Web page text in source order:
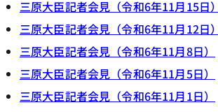
三原大臣記者会見（令和6年11月15日）
三原大臣記者会見（令和6年11月12日）
三原大臣記者会見（令和6年11月8日）
三原大臣記者会見（令和6年11月5日）
三原大臣記者会見（令和6年11月1日）